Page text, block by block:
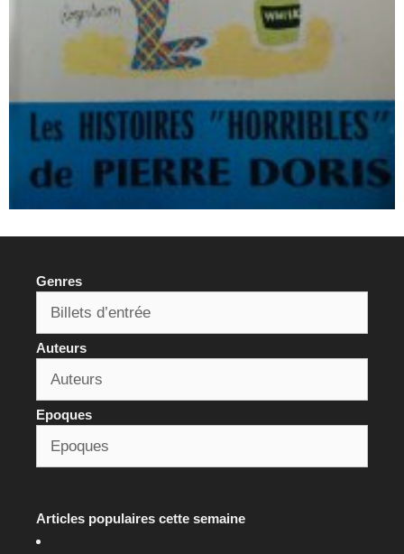
Genres
Auteurs
Epoques
Articles populaires cette semaine